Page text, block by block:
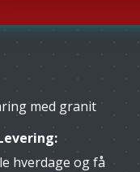
med granit
hverdage og få